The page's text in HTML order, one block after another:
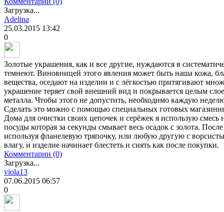
Загрузка...
Adelina
25.03.2015 13:42
0
Золотые украшения, как и все другие, нуждаются в
темнеют. Виновницей этого явления может быть наша кожа,
вещества, оседают на изделии и с лёгкостью притягивают
украшение теряет свой внешний вид и покрывается целым
металла. Чтобы этого не допустить, необходимо каждую
Сделать это можно с помощью специальных готовых
Дома для очистки своих цепочек и серёжек я использую
посуды которая за секунды смывает весь осадок с золота.
используя фланелевую тряпочку, или любую другую с
влагу, и изделие начинает блестеть и сиять как после покупки.
Комментарии (0)
Загрузка...
viola13
07.06.2015 06:57
0